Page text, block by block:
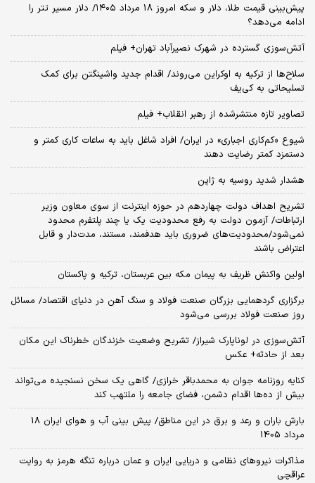
پیش‌بینی قیمت طلا، دلار و سکه امروز 18 مرداد ۱۴۰۵/ دلار مسیر تتر را
ادامه می‌دهد؟
آتش‌سوزی گسترده در شهرک نصیرآباد تهران+ فیلم
سلاح‌ها از ترکیه به اوکراین می‌روند/ اقدام جدید واشینگتن برای کمک
تسلیحاتی به کی‌یف
تصاویر تازه منتشرشده از رهبر انقلاب+ فیلم
شیوع «کم‌کاری اجباری» در ایران/ افراد شاغل باید به ساعات کاری کمتر و
دستمزد کمتر رضایت دهند
هشدار شدید روسیه به ژاپن
تشریح اهداف دولت چهاردهم در حوزه اینترنت از سوی معاون وزیر
ارتباطات/ آزمون دولت به رفع محدودیت یک یا چند پلتفرم محدود
نمی‌‎شود/محدودیت‌های ضروری باید هدفمند، مستند، مدت‌دار و قابل
اعتراض باشند
اولین واکنش ظریف به پیمان مکه بین عربستان، ترکیه و پاکستان
برگزاری گردهمایی بزرگان صنعت فولاد و سنگ آهن در دنیای اقتصاد/ مسائل
روز صنعت فولاد بررسی می‌شود
آتش‌سوزی در لوناپارک شیراز/ تشریح وضعیت خزندگان خطرناک این مکان
بعد از حادثه+ عکس
کنایه روزنامه جوان به محمدباقر خرازی/ گاهی یک سخن نسنجیده می‌تواند
بیش از ده‌ها اقدام دشمن، فضای جامعه را ملتهب کند
بارش باران و رعد و برق در این مناطق/ پیش بینی آب و هوای ایران 18
مرداد 1405
مذاکرات نیروهای نظامی و دریایی ایران و عمان درباره تنگه هرمز به روایت
عراقچی